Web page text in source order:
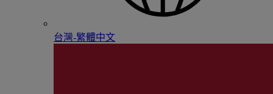
台灣-繁體中文